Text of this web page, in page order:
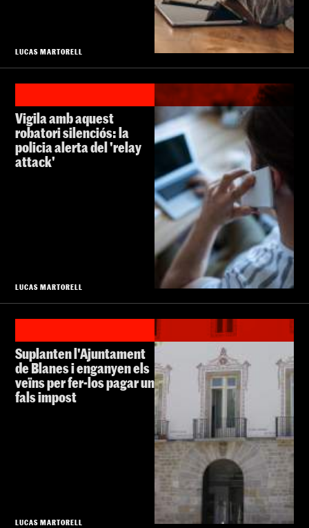
LUCAS MARTORELL
Vigila amb aquest
robatori silenciós: la
policia alerta del 'relay
attack'
LUCAS MARTORELL
Suplanten l'Ajuntament
de Blanes i enganyen els
veïns per fer-los pagar un
fals impost
LUCAS MARTORELL